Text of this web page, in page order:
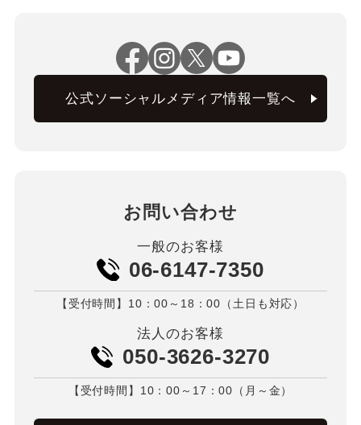
公式ソーシャルメディア情報一覧へ
お問い合わせ
一般のお客様
06-6147-7350
【受付時間】10：00～18：00（土日も対応）
法人のお客様
050-3626-3270
【受付時間】10：00～17：00（月～金）